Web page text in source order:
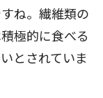
ね。繊維類の
極的に食べる
とされていま